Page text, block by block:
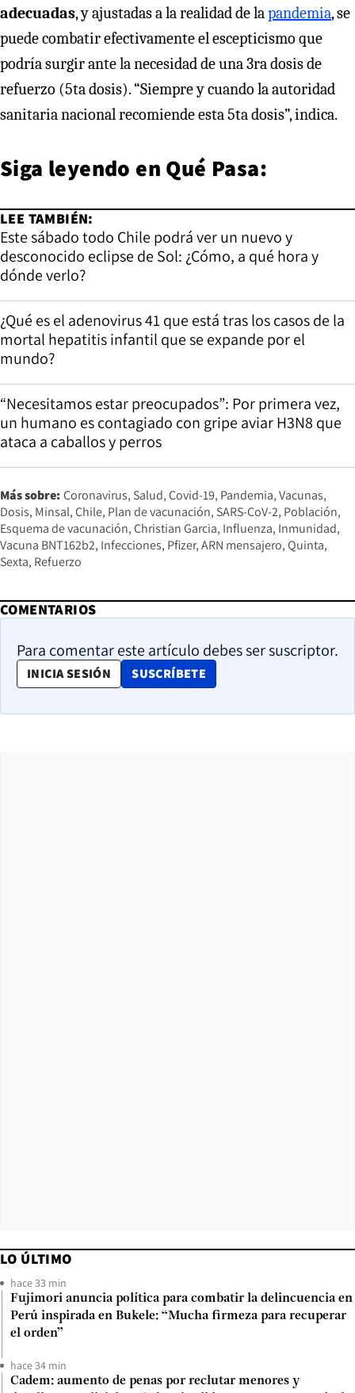
adecuadas, y ajustadas a la realidad de lapandemia, se
puede combatir efectivamente el escepticismo que
podría surgir ante la necesidad de una 3ra dosis de
refuerzo (5ta dosis). “Siempre y cuando la autoridad
sanitaria nacional recomiende esta 5ta dosis”, indica.
Siga leyendo en Qué Pasa:
LEE TAMBIÉN:
Este sábado todo Chile podrá ver un nuevo y
desconocido eclipse de Sol: ¿Cómo, a qué hora y
dónde verlo?
¿Qué es el adenovirus 41 que está tras los casos de la
mortal hepatitis infantil que se expande por el
mundo?
“Necesitamos estar preocupados”: Por primera vez,
un humano es contagiado con gripe aviar H3N8 que
ataca a caballos y perros
Más sobre: Coronavirus Salud Covid-19 Pandemia Vacunas
Dosis Minsal Chile Plan de vacunación SARS-CoV-2 Población
Esquema de vacunación Christian Garcia Influenza Inmunidad
Vacuna BNT162b2 Infecciones Pfizer ARN mensajero Quinta
Sexta Refuerzo
COMENTARIOS
Para comentar este artículo debes ser suscriptor.
INICIA SESIÓN SUSCRÍBETE
OPENS IN NEW WINDOW
LO ÚLTIMO
hace 33 min
Fujimori anuncia política para combatir la delincuencia en
Perú inspirada en Bukele: “Mucha firmeza para recuperar
el orden”
hace 34 min
Cadem: aumento de penas por reclutar menores y